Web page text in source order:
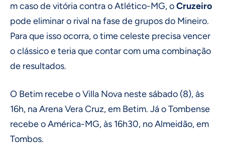
m caso de vitória contra o Atlético-MG, oCruzeiro
pode eliminar o rival na fase de grupos do Mineiro.
Para que isso ocorra, o time celeste precisa vencer
o clássico e teria que contar com uma combinação
de resultados.
O Betim recebe o Villa Nova neste sábado (8), às
16h, na Arena Vera Cruz, em Betim. Já o Tombense
recebe o América-MG, às 16h30, no Almeidão, em
Tombos.